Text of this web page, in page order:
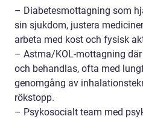
– Diabetesmottagning som
sin sjukdom, justera
arbeta med kost och fysisk
– Astma/KOL-mottagning
och behandlas, ofta med
genomgång av
rökstopp.
– Psykosocialt team med